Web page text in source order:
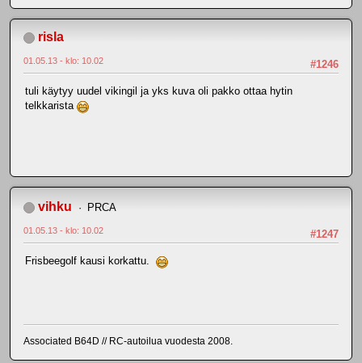
risla
#1246
01.05.13 - klo: 10.02
tuli käytyy uudel vikingil ja yks kuva oli pakko ottaa hytin
telkkarista
vihku PRCA
#1247
01.05.13 - klo: 10.02
Frisbeegolf kausi korkattu.
Associated B64D // RC-autoilua vuodesta 2008.